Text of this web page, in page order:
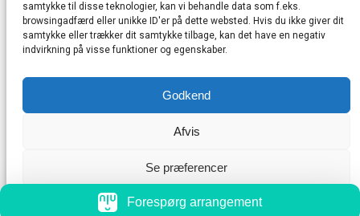
samtykke til disse teknologier, kan vi behandle data som f.eks.
browsingadfærd eller unikke ID'er på dette websted. Hvis du ikke giver dit
samtykke eller trækker dit samtykke tilbage, kan det have en negativ
indvirkning på visse funktioner og egenskaber.
Godkend
Afvis
Se præferencer
CookiepolitikCookie & Privatlivspolitik
Vedbæk Kulturhus | Vedbæk Stationsvej 20A |
2950 Vedbæk | CVR: 43752685 |
kontakt@vedbækkulturhus.dk
Cookie & Privatlivspolitik
Handelsbetingelser
Forespørg arrangement